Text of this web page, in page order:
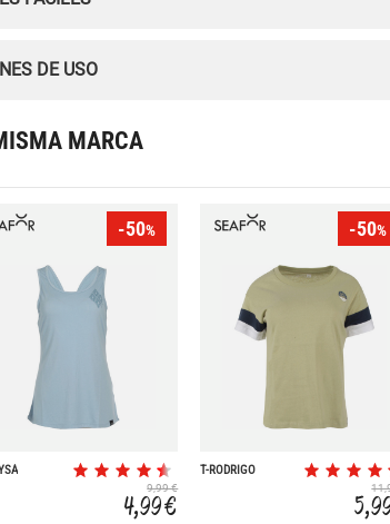
DE USO
MARCA
-50%
9,99 €
4,99 €
-50%
T-RODRIGO